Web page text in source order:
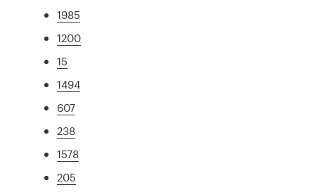
1985
1200
15
1494
607
238
1578
205